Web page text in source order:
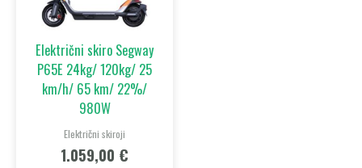
Električni skiro Segway
P65E 24kg/ 120kg/ 25
km/h/ 65 km/ 22%/
980W
Električni skiroji
1.059,00 €